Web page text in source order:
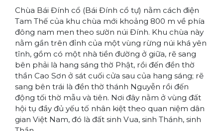
Chùa Bái Đính cổ (Bái Đính cổ tự) nằm cách điện
Tam Thế của khu chùa mới khoảng 800 m về phía
đông nam men theo sườn núi Đính. Khu chùa này
nằm gần trên đỉnh của một vùng rừng núi khá yên
tĩnh, gồm có một nhà tiền đường ở giữa, rẽ sang
bên phải là hang sáng thờ Phật, rồi đến đền thờ
thần Cao Sơn ở sát cuối cửa sau của hang sáng; rẽ
sang bên trái là đền thờ thánh Nguyễn rồi đến
động tối thờ mẫu và tiên. Nơi đây nằm ở vùng đất
hội tụ đầy đủ yếu tố nhân kiệt theo quan niệm dân
gian Việt Nam, đó là đất sinh Vua, sinh Thánh, sinh